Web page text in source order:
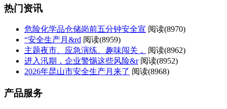
热门资讯
危险化学品仓储岗前五分钟安全宣 阅读(8970)
“安全生产月&rd 阅读(8959)
主题夜市、应急演练、趣味闯关，
阅读(8962)
进入汛期，企业警惕这些风险&r 阅读(8952)
2026年昆山市安全生产月来了 阅读(8968)
产品服务